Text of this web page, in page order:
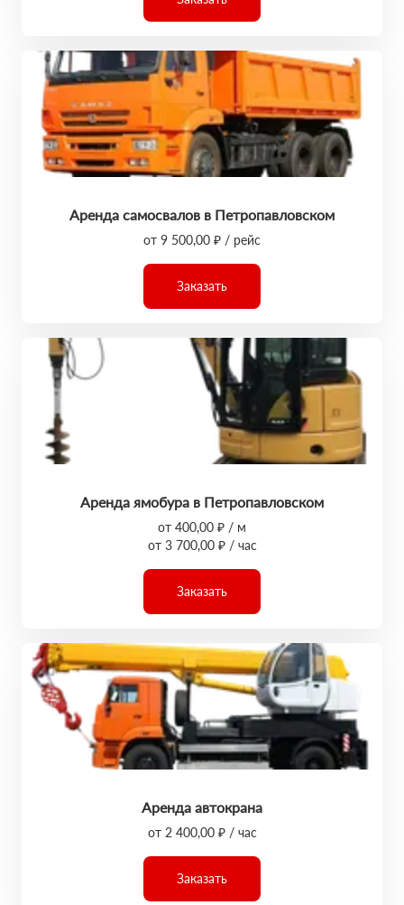
Аренда самосвалов в Петропавловском
от 9 500,00 ₽ / рейс
Заказать
Аренда ямобура в Петропавловском
от 400,00 ₽ / м
от 3 700,00 ₽ / час
Заказать
Аренда автокрана
от 2 400,00 ₽ / час
Заказать